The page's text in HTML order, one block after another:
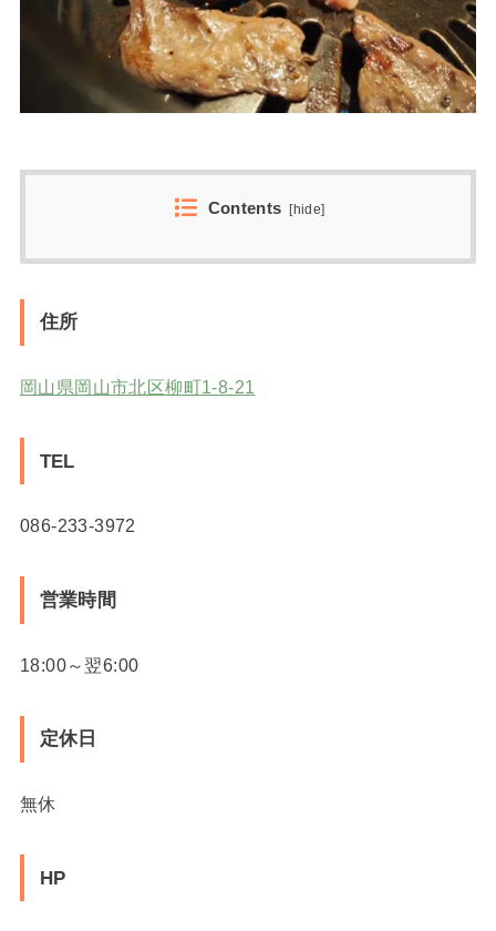
Contents [hide]
住所
岡山県岡山市北区柳町1-8-21
TEL
086-233-3972
営業時間
18:00～翌6:00
定休日
無休
HP